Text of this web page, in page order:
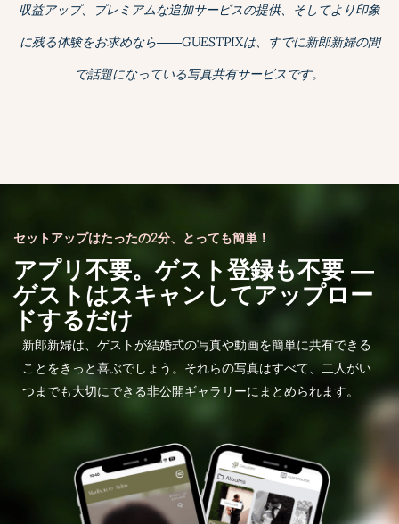
収益アップ、プレミアムな追加サービスの提供、そしてより印象
に残る体験をお求めなら――GUESTPIXは、すでに新郎新婦の間
で話題になっている写真共有サービスです。
セットアップはたったの2分、とっても簡単！
アプリ不要。ゲスト登録も不要 ―
ゲストはスキャンしてアップロー
ドするだけ
新郎新婦は、ゲストが結婚式の写真や動画を簡単に共有できる
ことをきっと喜ぶでしょう。それらの写真はすべて、二人がい
つまでも大切にできる非公開ギャラリーにまとめられます。